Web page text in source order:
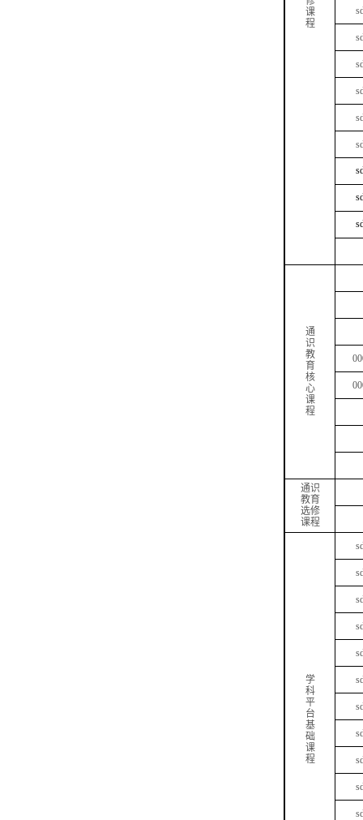
课
程
通
识
教
育
核
心
课
程
通识
教育
选修
课程
学
科
平
台
基
础
课
程